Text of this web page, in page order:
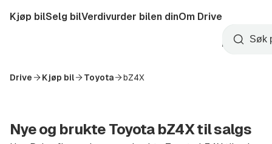
til
Startside
Kjøp bilSelg bilVerdivurder bilen dinOm Drive
Opprett
konto
Søk
Drive Kjøp bil Toyota bZ4X
Nye og brukte Toyota bZ4X til salgs